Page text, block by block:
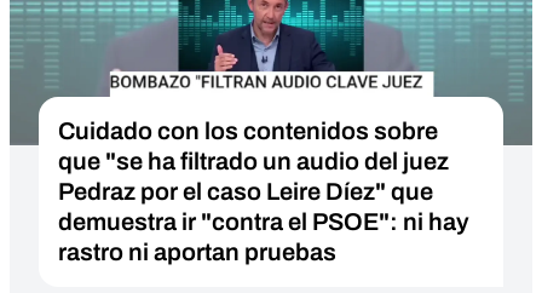
Cuidado con los contenidos sobre
que "se ha filtrado un audio del juez
Pedraz por el caso Leire Díez" que
demuestra ir "contra el PSOE": ni hay
rastro ni aportan pruebas